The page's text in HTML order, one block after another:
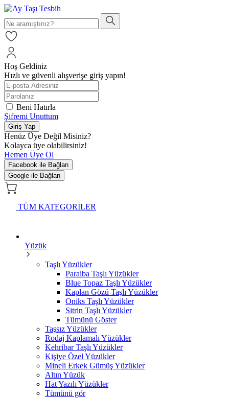
Hoş Geldiniz
Hızlı ve güvenli alışverişe giriş yapın!
Beni Hatırla
Şifremi Unuttum
Giriş Yap
Henüz Üye Değil Misiniz?
Kolayca üye olabilirsiniz!
Hemen Üye Ol
Facebook ile Bağlan
Google ile Bağlan
TÜM KATEGORİLER
Yüzük
Taşlı Yüzükler
Paraiba Taşlı Yüzükler
Blue Topaz Taşlı Yüzükler
Kaplan Gözü Taşlı Yüzükler
Oniks Taşlı Yüzükler
Sitrin Taşlı Yüzükler
Tümünü Göster
Taşsız Yüzükler
Rodaj Kaplamalı Yüzükler
Kehribar Taşlı Yüzükler
Kişiye Özel Yüzükler
Mineli Erkek Gümüş Yüzükler
Altın Yüzük
Hat Yazılı Yüzükler
Tümünü gör